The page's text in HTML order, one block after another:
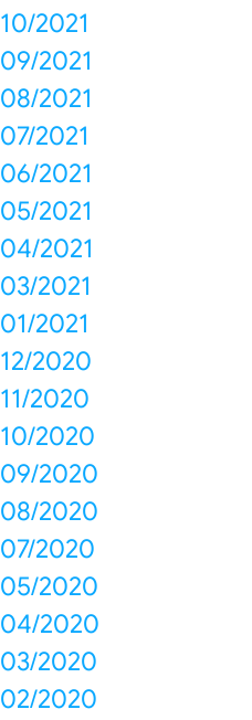
10/2021
09/2021
08/2021
07/2021
06/2021
05/2021
04/2021
03/2021
01/2021
12/2020
11/2020
10/2020
09/2020
08/2020
07/2020
05/2020
04/2020
03/2020
02/2020